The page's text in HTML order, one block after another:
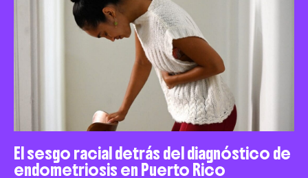
El sesgo racial detrás del diagnóstico de
endometriosis en Puerto Rico